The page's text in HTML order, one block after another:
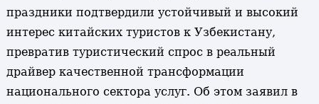
праздники подтвердили устойчивый и высокий
интерес китайских туристов к Узбекистану,
превратив туристический спрос в реальный
драйвер качественной трансформации
национального сектора услуг. Об этом заявил в